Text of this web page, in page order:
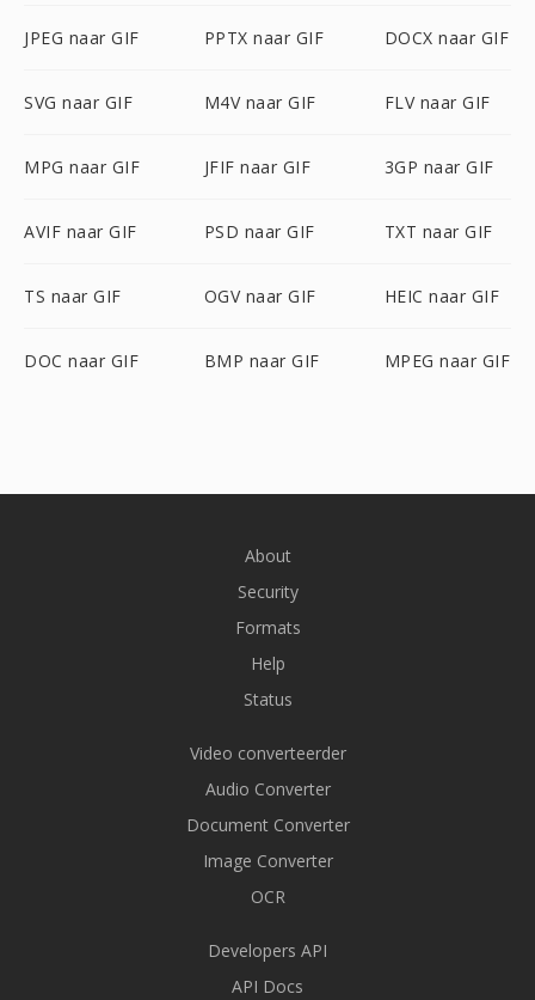
JPEG naar GIF PPTX naar GIF DOCX naar GIF
SVG naar GIF M4V naar GIF FLV naar GIF
MPG naar GIF JFIF naar GIF 3GP naar GIF
AVIF naar GIF PSD naar GIF TXT naar GIF
TS naar GIF OGV naar GIF HEIC naar GIF
DOC naar GIF BMP naar GIF MPEG naar GIF
About
Security
Formats
Help
Status
Video converteerder
Audio Converter
Document Converter
Image Converter
OCR
Developers API
API Docs